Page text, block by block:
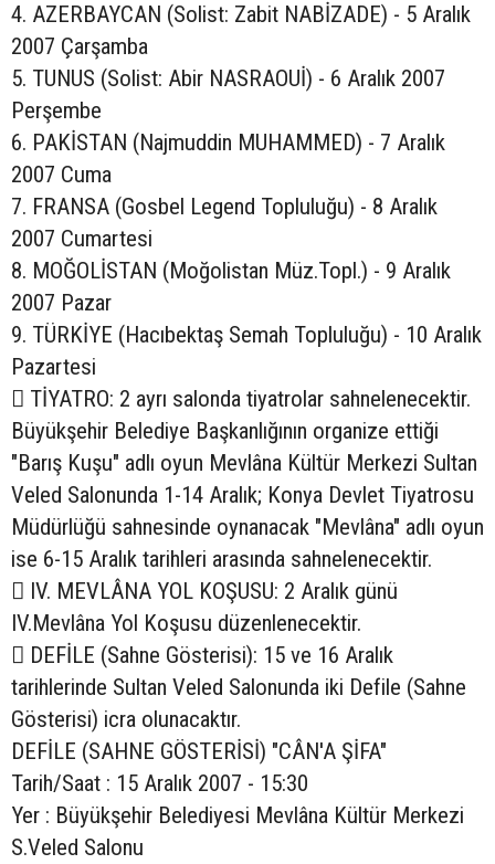
4. AZERBAYCAN (Solist: Zabit NABİZADE) - 5 Aralık
2007 Çarşamba
5. TUNUS (Solist: Abir NASRAOUİ) - 6 Aralık 2007
Perşembe
6. PAKİSTAN (Najmuddin MUHAMMED) - 7 Aralık
2007 Cuma
7. FRANSA (Gosbel Legend Topluluğu) - 8 Aralık
2007 Cumartesi
8. MOĞOLİSTAN (Moğolistan Müz.Topl.) - 9 Aralık
2007 Pazar
9. TÜRKİYE (Hacıbektaş Semah Topluluğu) - 10 Aralık
Pazartesi
 TİYATRO: 2 ayrı salonda tiyatrolar sahnelenecektir.
Büyükşehir Belediye Başkanlığının organize ettiği
"Barış Kuşu" adlı oyun Mevlâna Kültür Merkezi Sultan
Veled Salonunda 1-14 Aralık; Konya Devlet Tiyatrosu
Müdürlüğü sahnesinde oynanacak "Mevlâna" adlı oyun
ise 6-15 Aralık tarihleri arasında sahnelenecektir.
 IV. MEVLÂNA YOL KOŞUSU: 2 Aralık günü
IV.Mevlâna Yol Koşusu düzenlenecektir.
 DEFİLE (Sahne Gösterisi): 15 ve 16 Aralık
tarihlerinde Sultan Veled Salonunda iki Defile (Sahne
Gösterisi) icra olunacaktır.
DEFİLE (SAHNE GÖSTERİSİ) "CÂN'A ŞİFA"
Tarih/Saat : 15 Aralık 2007 - 15:30
Yer : Büyükşehir Belediyesi Mevlâna Kültür Merkezi
S.Veled Salonu